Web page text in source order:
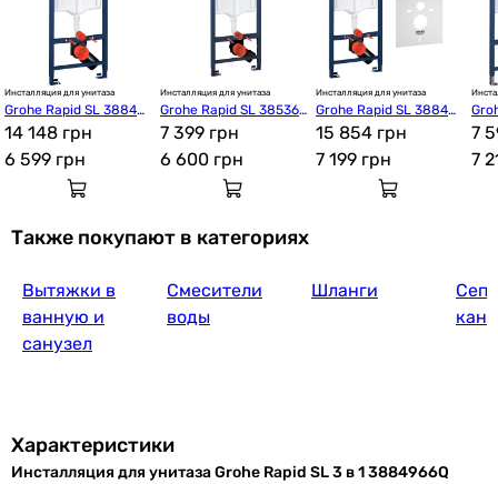
Инсталляция для унитаза
Grohe Rapid SL 38840
000
14 148 грн
6 599 грн
Инсталляция для унитаза
Grohe Rapid SL 38536
001
7 399 грн
6 600 грн
Инсталляция для унитаза
Grohe Rapid SL 38840
00G
15 854 грн
7 199 грн
7
7
Также покупают в категориях
Вытяжки в
ванную и
санузел
Смесители
воды
Шланги
Характеристики
Инсталляция для унитаза Grohe Rapid SL 3 в 1 3884966Q